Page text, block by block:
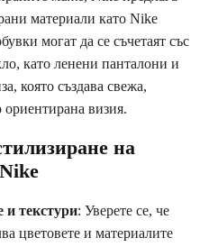
материали като Nike
могат да се съчетаят със
като ленени панталони и
която създава свежа,
визия.
на
и текстури: Уверете се, че
цветовете и материалите